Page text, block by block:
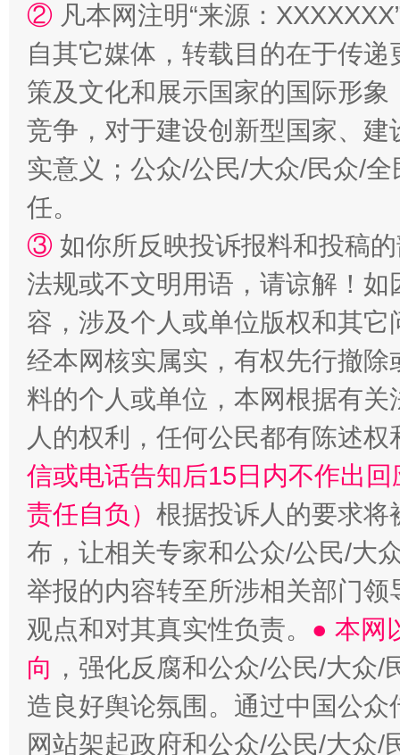
扯下公款旅游的“隐身衣” 如何以
“蜀中异人”王建安的艺术幻境
② 凡本网注明“来源：
自其它媒体，转载目的在于传
策及文化和展示国家的国际形
竞争，对于建设创新型国家、
实意义；公众/公民/大众/民众/
任。
③ 如你所反映投诉报料和投稿
法规或不文明用语，请谅解！
容，涉及个人或单位版权和其它
经本网核实属实，有权先行撤
料的个人或单位，本网根据有
人的权利，任何公民都有陈述
信或电话告知后15日内不作出
责任自负） 根据投诉人的要求将
布，让相关专家和公众/公民/大
举报的内容转至所涉相关部门
观点和对其真实性负责。 ● 本网
向 ，强化反腐和公众/公民/大众
造良好舆论氛围。通过中国公
网站架起政府和公众/公民/大众